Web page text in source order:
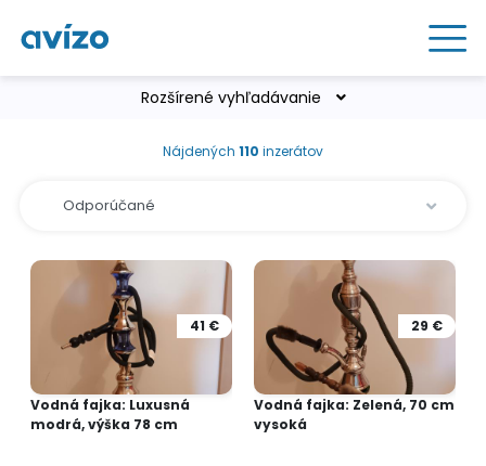
Rozšírené vyhľadávanie
Nájdených 110 inzerátov
41 €
Vodná fajka: Luxusná
modrá, výška 78 cm
29 €
Vodná fajka: Zelená, 70 cm
vysoká